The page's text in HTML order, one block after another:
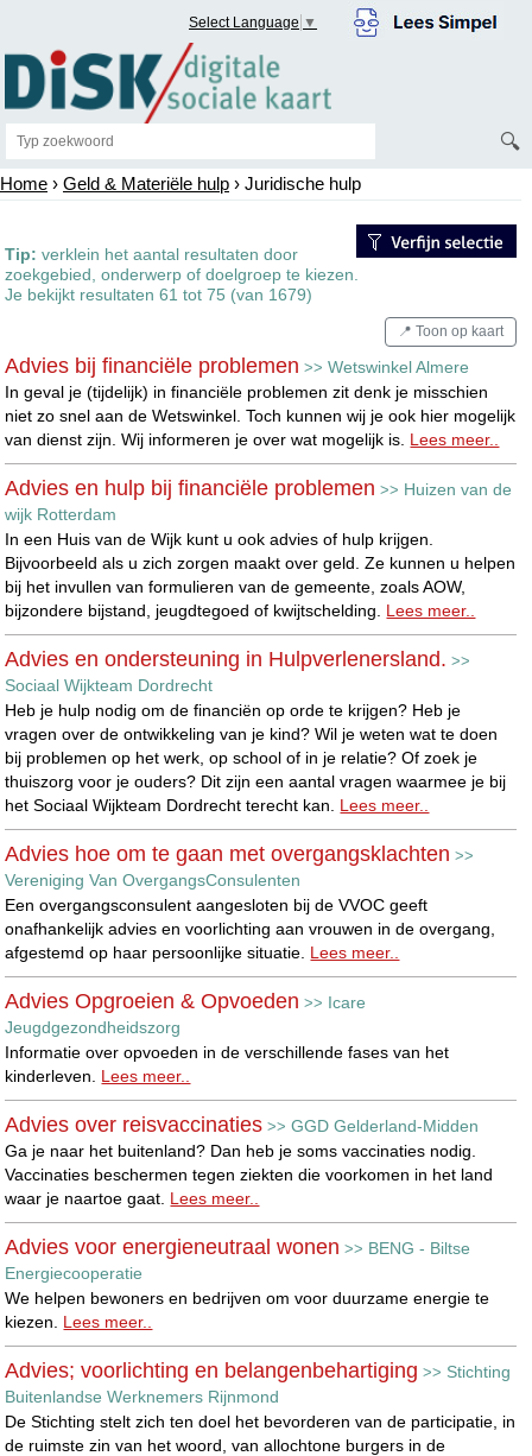
Select Language ▼
🔍
Home › Geld & Materiële hulp › Juridische hulp
Tip: verklein het aantal resultaten door
zoekgebied, onderwerp of doelgroep te kiezen.
Je bekijkt resultaten 61 tot 75 (van 1679)
📍 Toon op kaart
Advies bij financiële problemen >>Wetswinkel Almere
In geval je (tijdelijk) in financiële problemen zit denk je misschien
niet zo snel aan de Wetswinkel. Toch kunnen wij je ook hier mogelijk
van dienst zijn. Wij informeren je over wat mogelijk is. Lees meer..
Advies en hulp bij financiële problemen >> Huizen van de
wijk Rotterdam
In een Huis van de Wijk kunt u ook advies of hulp krijgen.
Bijvoorbeeld als u zich zorgen maakt over geld. Ze kunnen u helpen
bij het invullen van formulieren van de gemeente, zoals AOW,
bijzondere bijstand, jeugdtegoed of kwijtschelding. Lees meer..
Advies en ondersteuning in Hulpverlenersland. >>
Sociaal Wijkteam Dordrecht
Heb je hulp nodig om de financiën op orde te krijgen? Heb je
vragen over de ontwikkeling van je kind? Wil je weten wat te doen
bij problemen op het werk, op school of in je relatie? Of zoek je
thuiszorg voor je ouders? Dit zijn een aantal vragen waarmee je bij
het Sociaal Wijkteam Dordrecht terecht kan. Lees meer..
Advies hoe om te gaan met overgangsklachten >>
Vereniging Van OvergangsConsulenten
Een overgangsconsulent aangesloten bij de VVOC geeft
onafhankelijk advies en voorlichting aan vrouwen in de overgang,
afgestemd op haar persoonlijke situatie. Lees meer..
Advies Opgroeien & Opvoeden >> Icare
Jeugdgezondheidszorg
Informatie over opvoeden in de verschillende fases van het
kinderleven. Lees meer..
Advies over reisvaccinaties >>GGD Gelderland-Midden
Ga je naar het buitenland? Dan heb je soms vaccinaties nodig.
Vaccinaties beschermen tegen ziekten die voorkomen in het land
waar je naartoe gaat. Lees meer..
Advies voor energieneutraal wonen >> BENG - Biltse
Energiecooperatie
We helpen bewoners en bedrijven om voor duurzame energie te
kiezen. Lees meer..
Advies; voorlichting en belangenbehartiging >> Stichting
Buitenlandse Werknemers Rijnmond
De Stichting stelt zich ten doel het bevorderen van de participatie, in
de ruimste zin van het woord, van allochtone burgers in de